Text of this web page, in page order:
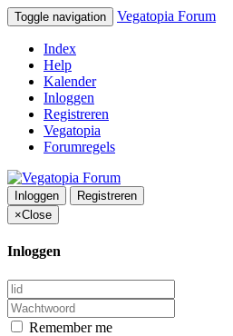
Toggle navigation Vegatopia Forum
Index
Help
Kalender
Inloggen
Registreren
Vegatopia
Forumregels
Inloggen
Registreren
×Close
Inloggen
Remember me